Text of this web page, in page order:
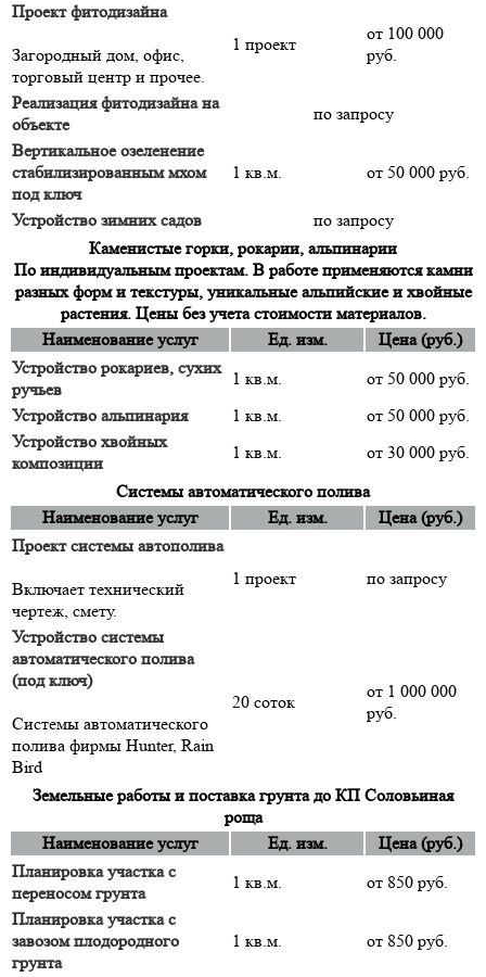
Проект фитодизайна
Загородный дом, офис,
торговый центр и прочее.
1 проект
от 100 000
руб.
Реализация фитодизайна на
объекте
по запросу
Вертикальное озеленение
стабилизированным мхом
под ключ
1 кв.м. от 50 000 руб.
Устройство зимних садов
по запросу
Каменистые горки, рокарии, альпинарии
По индивидуальным проектам. В работе применяются камни
разных форм и текстуры, уникальные альпийские и хвойные
растения. Цены без учета стоимости материалов.
Наименование услуг
Ед. изм.
Цена (руб.)
Устройство рокариев, сухих
ручьев
1 кв.м.
от 50 000 руб.
Устройство альпинария
1 кв.м.
от 50 000 руб.
Устройство хвойных
композиции
1 кв.м.
от 30 000 руб.
Системы автоматического полива
Наименование услуг
Ед. изм.
Цена (руб.)
Проект системы автополива
Включает технический
чертеж, смету.
1 проект по запросу
Устройство системы
автоматического полива
(под ключ)
Системы автоматического
полива фирмы Hunter, Rain
Bird
20 соток
от 1 000 000
руб.
Земельные работы и поставка грунта до КП Соловьиная
роща
Наименование услуг
Ед. изм.
Цена (руб.)
Планировка участка с
переносом грунта
1 кв.м.
от 850 руб.
Планировка участка с
завозом плодородного
грунта
1 кв.м. от 850 руб.